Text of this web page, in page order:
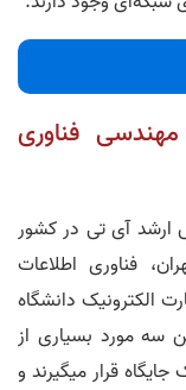
فناوری
ارشد آی تی در کشور
فناوری اطلاعات
الکترونیک دانشگاه
سه مورد بسیاری از
قرار میگیرند و